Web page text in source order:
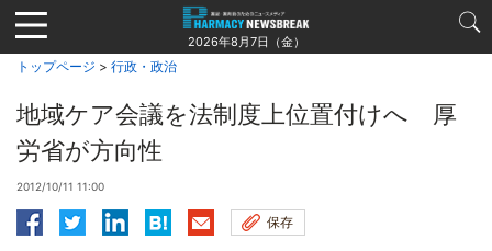
Jump
to
navigation
2026年8月7日（金）
トップページ > 行政・政治
地域ケア会議を法制度上位置付けへ 厚
労省が方向性
2012/10/11 11:00
保存